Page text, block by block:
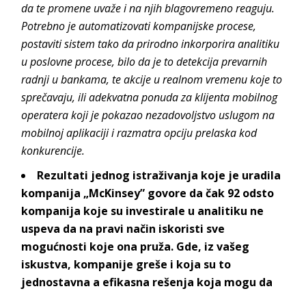
da te promene uvaže i na njih blagovremeno reaguju.
Potrebno je automatizovati kompanijske procese,
postaviti sistem tako da prirodno inkorporira analitiku
u poslovne procese, bilo da je to detekcija prevarnih
radnji u bankama, te akcije u realnom vremenu koje to
sprečavaju, ili adekvatna ponuda za klijenta mobilnog
operatera koji je pokazao nezadovoljstvo uslugom na
mobilnoj aplikaciji i razmatra opciju prelaska kod
konkurencije.
Rezultati jednog istraživanja koje je uradila
kompanija „McKinsey” govore da čak 92 odsto
kompanija koje su investirale u analitiku ne
uspeva da na pravi način iskoristi sve
mogućnosti koje ona pruža. Gde, iz vašeg
iskustva, kompanije greše i koja su to
jednostavna a efikasna rešenja koja mogu da